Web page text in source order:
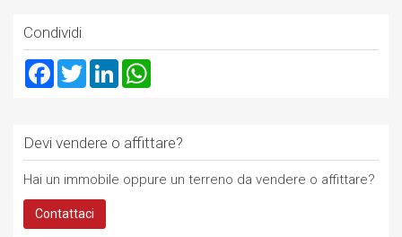
Condividi
Facebook
TwitterLinkedIn
Devi vendere o affittare?
Hai un immobile oppure un terreno da vendere o affittare?
Contattaci